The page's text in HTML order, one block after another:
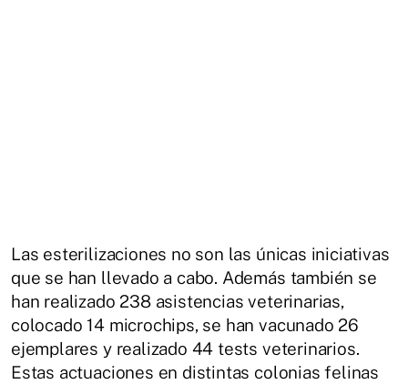
Las esterilizaciones no son las únicas iniciativas
que se han llevado a cabo. Además también se
han realizado 238 asistencias veterinarias,
colocado 14 microchips, se han vacunado 26
ejemplares y realizado 44 tests veterinarios.
Estas actuaciones en distintas colonias felinas